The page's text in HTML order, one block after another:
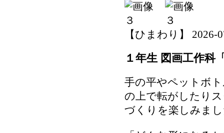
【ひまわり】 2026-
１年生 図画工作科
手の平やペットボ
の上で転がしたり
づくりを楽しみま